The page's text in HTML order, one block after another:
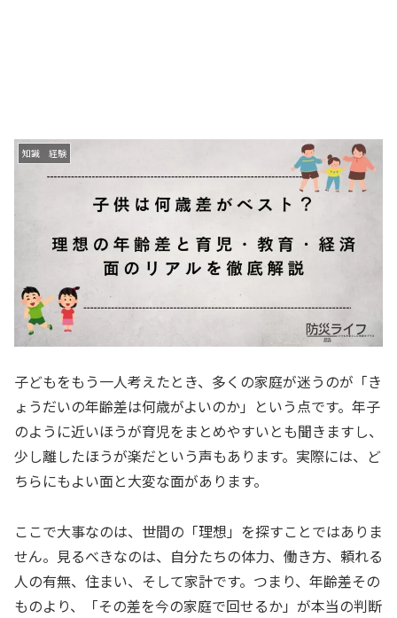
知識 経験
子どもをもう一人考えたとき、多くの家庭が迷うのが「き
ょうだいの年齢差は何歳がよいのか」という点です。年子
のように近いほうが育児をまとめやすいとも聞きますし、
少し離したほうが楽だという声もあります。実際には、ど
ちらにもよい面と大変な面があります。
ここで大事なのは、世間の「理想」を探すことではありま
せん。見るべきなのは、自分たちの体力、働き方、頼れる
人の有無、住まい、そして家計です。つまり、年齢差その
ものより、「その差を今の家庭で回せるか」が本当の判断